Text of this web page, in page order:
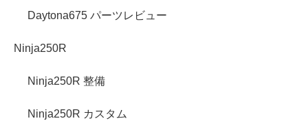
Daytona675 パーツレビュー
Ninja250R
Ninja250R 整備
Ninja250R カスタム